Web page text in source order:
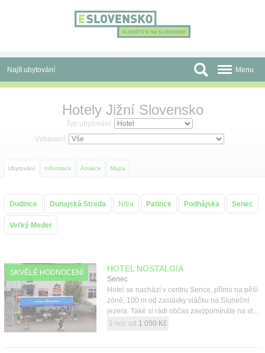
Najít ubytování
Slevy a Last Minute
Skupiny a konference
Před cestou
Atrakce
Kontakt
Menu
Hotely Jižní Slovensko
Typ ubytování:
Vybavení:
Ubytování Informace Atrakce Mapa
Dudince Dunajská Streda Nitra Patince Podhájska Senec
Veľký Meder
SKVĚLÉ HODNOCENÍ HOTEL NOSTALGIA
Senec
Hotel se nachází v centru Sence, přímo na pěší
zóně, 100 m od zastávky vláčku na Sluneční
jezera. Také si rádi občas zavzpomínáte na st...
1 noc od 1 050 Kč